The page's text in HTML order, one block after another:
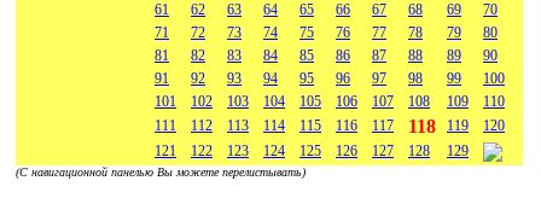
61
62 63 64 65 66 67 68 69
70
71
72 73 74 75 76 77 78 79
80
81
82 83 84 85 86 87 88 89
90
91
92 93 94 95 96 97 98 99
100
101
102 103 104 105 106 107 108 109
110
111
112 113 114 115 116 117 118 119
120
121
122 123 124 125 126 127 128 129
(С навигационной панелью Вы можете перелистывать)